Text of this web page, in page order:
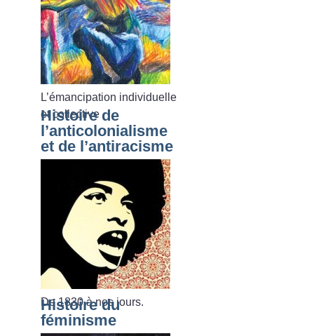
L’émancipation individuelle
et collective
Histoire de
l’anticolonialisme
et de l’antiracisme
De 1830 à nos jours.
Histoire du
féminisme